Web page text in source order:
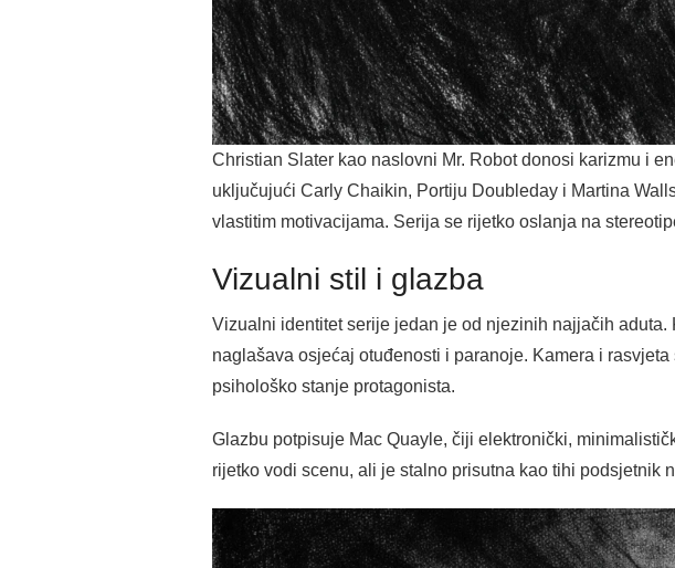
Christian Slater kao naslovni Mr. Robot donosi karizmu i
uključujući Carly Chaikin, Portiju Doubleday i Martina
vlastitim motivacijama. Serija se rijetko oslanja na
Vizualni stil i glazba
Vizualni identitet serije jedan je od njezinih najjačih
naglašava osjećaj otuđenosti i paranoje. Kamera i
psihološko stanje protagonista.
Glazbu potpisuje Mac Quayle, čiji elektronički,
rijetko vodi scenu, ali je stalno prisutna kao tihi podsjetnik